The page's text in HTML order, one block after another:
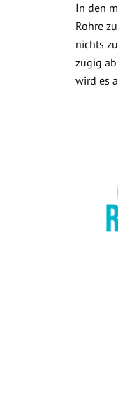
In den
Rohre
nichts
zügig
wird es